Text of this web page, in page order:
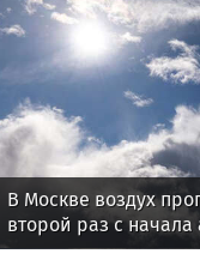
В Москве воздух
второй раз с начала